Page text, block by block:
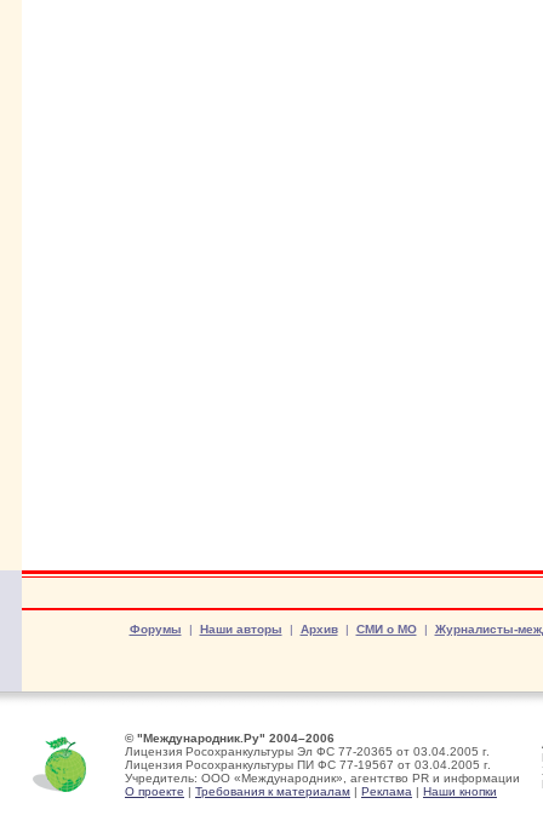
Форумы | Наши авторы | Архив| СМИ о МО| Журналисты-
© "Международник.Ру" 2004–2006
Лицензия Росохранкультуры Эл ФС 77-20365 от 03.04.2005 г.
Лицензия Росохранкультуры ПИ ФС 77-19567 от 03.04.2005 г.
Учредитель: ООО «Международник», агентство PR и информации
О проекте | Требования к материалам | Реклама | Наши кнопки